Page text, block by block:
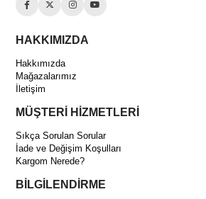
HAKKIMIZDA
Hakkımızda
Mağazalarımız
İletişim
MÜŞTERİ HİZMETLERİ
Sıkça Sorulan Sorular
İade ve Değişim Koşulları
Kargom Nerede?
BİLGİLENDİRME